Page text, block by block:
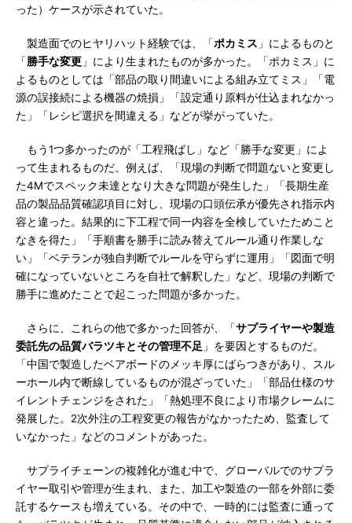
った）ケースが示されていた。
製造面でのヒヤリハット経験では、「ポカミス 」によるものと
「勝手な変更 」により生まれたものが多かった。「ポカミス」に
よるものとしては「部品の取り間違いによる組み立てミス」「電
源の誤接続による機器の焼損」「設定通り原料が仕込まれなかっ
た」「レシピ選択を間違える」などが挙がっていた。
もう1つ多かったのが「工程飛ばし」など「勝手な変更」によ
って生まれるものだ。例えば、「現場の判断で問題ないと変更し
た4Mでスペック未達となり大きな問題が発生した」「長期生産
品の製品品質確認項目に対し、現場の口頭伝承が優先され指示内
容と違った。結果的に下工程で同一内容を全検していたためこと
なきを得た」「手順書を勝手に読み替えてルール通り作業しな
い」「ベテランが独自判断でルールを守らずに運用」「図面で明
確になっていないところを自社で解釈した」など、現場の判断で
勝手に進めたことで起こった問題が多かった。
さらに、これらの他で多かった回答が、「サプライヤーや製造
委託先の品質バラツキとその管理不足 」を要因とするものだ。
「中国で製造したベアボードのメッキ厚にばらつきがあり、スル
ーホール内で断線しているものが混ざっていた」「部品仕様のサ
イレントチェンジをされた」「熱処理不良により市場クレームに
発展した。2次外注の工程変更の報告がなかったため、監査して
いなかった」などのコメントがあった。
サプライチェーンの複雑化が進む中で、グローバルでのサプラ
イヤー取引や管理が生まれ、また、加工や製造の一部を外部に委
託するケースも増えている。その中で、一時的には監査に通って